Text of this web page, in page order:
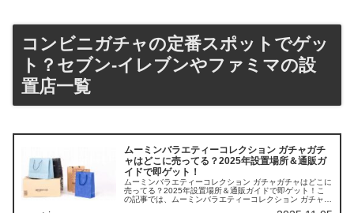
コンビニガチャの定番スポットでゲッ
ト？セブン-イレブンやファミマの設
置店一覧
ムーミンバラエティーコレクション ガチャガチ
ャはどこに売ってる？2025年設置場所＆通販ガ
イドで即ゲット！
ムーミンバラエティーコレクション ガチャガチャはどこに
売ってる？2025年設置場所＆通販ガイドで即ゲット！こ
の記事では、ムーミンバラエティーコレクション ガチャガ